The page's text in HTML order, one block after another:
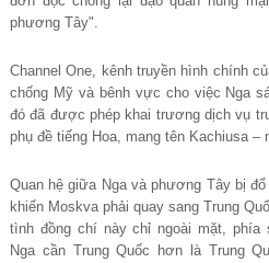
phương Tây".
Channel One, kênh truyền hình chính
chống Mỹ và bênh vực cho việc Nga
đó đã được phép khai trương dịch vụ
phụ đề tiếng Hoa, mang tên Kachiusa
Quan hệ giữa Nga và phương Tây bị
khiến Moskva phải quay sang Trung
tình đồng chí này chỉ ngoài mặt, phía
Nga cần Trung Quốc hơn là Trung